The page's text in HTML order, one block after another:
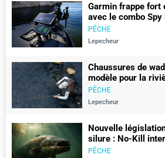
Garmin frappe fort
avec le combo
gt360uhd
PÊCHE
Lepecheur
Chaussures de
modèle pour la
PÊCHE
Lepecheur
Nouvelle
silure : No-Kill
450€ d’amende
PÊCHE